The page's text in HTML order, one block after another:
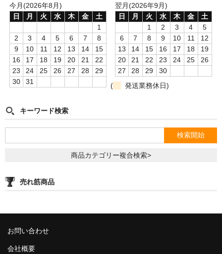
今月(2026年8月)
日
月 火 水 木 金
土
1
2
3 4 5 6 7
8
9
10 11 12 13 14
15
16
17 18 19 20 21
22
23
24 25 26 27 28
29
30
31
翌月(2026年9月)
日
月 火 水 木 金
土
1
2 3 4
5
6
7 8 9 10 11
12
13
14 15 16 17 18
19
20
21 22 23 24 25
26
27
28 29
30
(
発送業務休日)
キーワード検索
商品カテゴリー複合検索>
売れ筋商品
お問い合わせ
会社概要